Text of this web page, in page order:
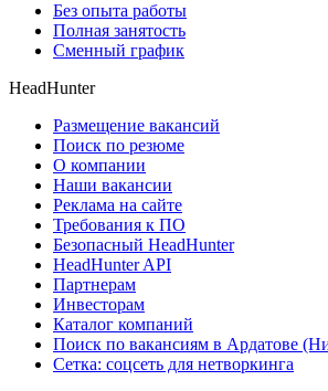
Без опыта работы
Полная занятость
Сменный график
HeadHunter
Размещение вакансий
Поиск по резюме
О компании
Наши вакансии
Реклама на сайте
Требования к ПО
Безопасный HeadHunter
HeadHunter API
Партнерам
Инвесторам
Каталог компаний
Поиск по вакансиям в Ардатове
Сетка: соцсеть для нетворкинга